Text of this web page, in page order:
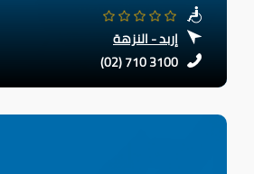
إربد - النزهة
(02) 710 3100